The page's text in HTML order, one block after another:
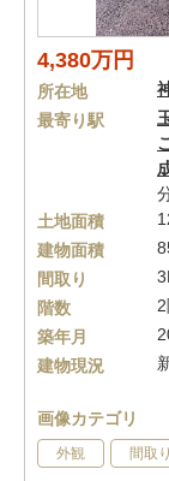
4,380万円
所在地
最寄り駅
土地面積
建物面積
間取り
階数
築年月
建物現況
画像カテゴリ
外観 間取り